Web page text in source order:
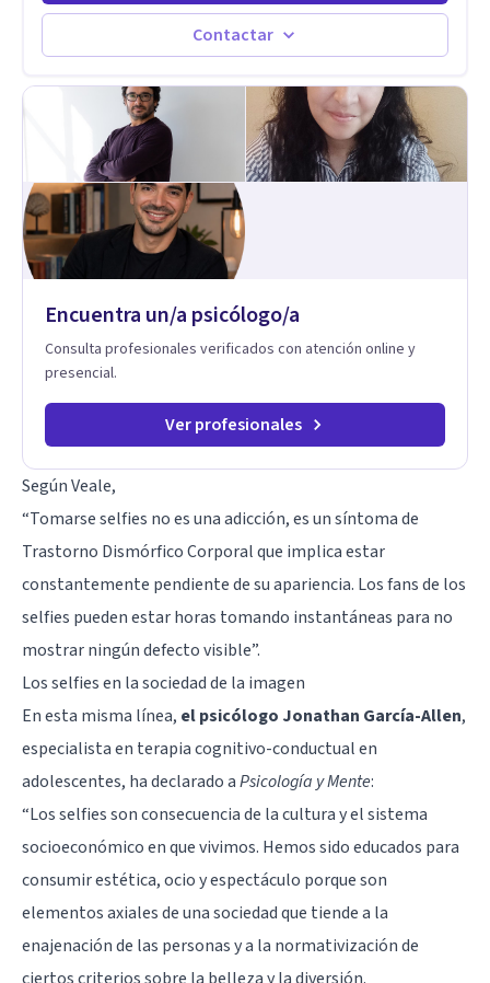
distintas problemáticas como el manejo del estrés,
Autoestima, Gestión de la Ira, Depresión, Retos en la Crianza,
Codependencia, Celos, entre otros. Cuento con más de 12
trabajado en distintos contextos clínicos con niños,
Adolescentes y Adultos
Contactar
Encuentra un/a psicólogo/a
Consulta profesionales verificados con atención online y
presencial.
Ver profesionales
Según Veale,
“Tomarse selfies no es una adicción, es un síntoma de
Trastorno Dismórfico Corporal que implica estar
constantemente pendiente de su apariencia. Los fans de los
selfies pueden estar horas tomando instantáneas para no
mostrar ningún defecto visible”.
Los selfies en la sociedad de la imagen
En esta misma línea, el psicólogo Jonathan García-Allen,
especialista en terapia cognitivo-conductual en
adolescentes, ha declarado aPsicología y Mente:
“Los selfies son consecuencia de la cultura y el sistema
socioeconómico en que vivimos. Hemos sido educados para
consumir estética, ocio y espectáculo porque son
elementos axiales de una sociedad que tiende a la
enajenación de las personas y a la normativización de